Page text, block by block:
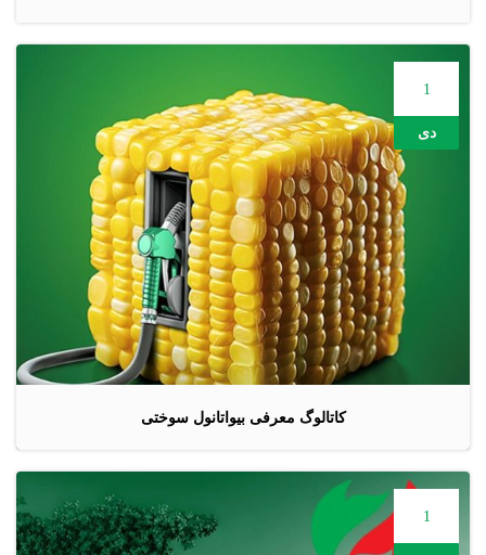
کاتالوگ معرفی بیواتانول سوختی
1
دی
1